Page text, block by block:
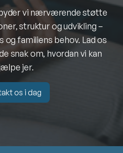
vi nærværende støtte
struktur og udvikling –
og familiens behov. Lad os
snak om, hvordan vi kan
jer.
os i dag